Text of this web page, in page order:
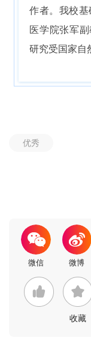
作者。我校
医学院张军
研究受国家自
优秀
收藏